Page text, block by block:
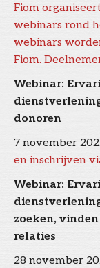
Fiom
webinars rond
webinars
Fiom.
Webinar:
donoren
7 november
en inschrijven
Webinar:
zoeken,
relaties
28 november